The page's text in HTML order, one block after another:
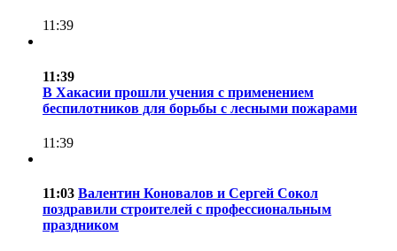
11:39
11:39
В Хакасии прошли учения с применением
беспилотников для борьбы с лесными пожарами
11:39
11:03 Валентин Коновалов и Сергей Сокол
поздравили строителей с профессиональным
праздником